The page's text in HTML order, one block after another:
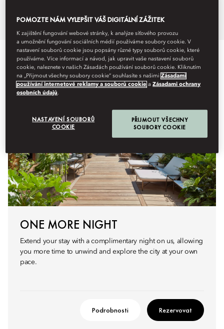
ONE MORE NIGHT
Extend your stay with a complimentary night on us, allowing
you more time to unwind and explore the city at your own
pace.
Podrobnosti Rezervovat
POMOZTE NÁM VYLEPŠIT VÁŠ DIGITÁLNÍ ZÁŽITEK
K zajištění fungování webové stránky, k analýze síťového provozu
a umožnění fungování sociálních médií používáme soubory cookie. V
nastavení souborů cookie jsou popsány různé typy souborů cookie, které
používáme. Více informací a návod, jak upravit vaše nastavení souborů
cookie, naleznete v našich Zásadách používání souborů cookie. Kliknutím
na „Přijmout všechny soubory cookie“ souhlasíte s našimiZásadami
používání internetové reklamy a souborů cookie aZásadami ochrany
osobních údajů.
NASTAVENÍ SOUBORŮ
COOKIE
PŘIJMOUT VŠECHNY
SOUBORY COOKIE